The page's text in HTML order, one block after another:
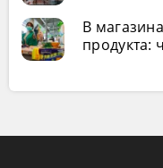
В
продукта: